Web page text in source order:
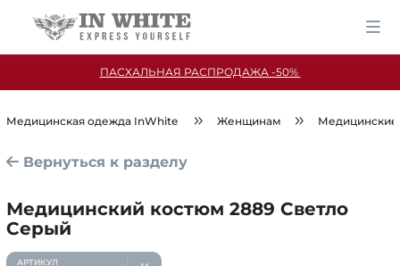
ПАСХАЛЬНАЯ РАСПРОДАЖА -50%
Медицинская одежда InWhite Женщинам
Вернуться к разделу
Медицинский костюм 2889 Светло
Серый